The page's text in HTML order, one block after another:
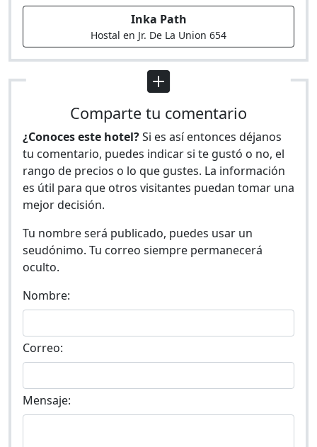
Inka Path
Hostal en Jr. De La Union 654
Comparte tu comentario
¿Conoces este hotel?Si es así entonces déjanos
tu comentario, puedes indicar si te gustó o no, el
rango de precios o lo que gustes. La información
es útil para que otros visitantes puedan tomar una
mejor decisión.
Tu nombre será publicado, puedes usar un
seudónimo. Tu correo siempre permanecerá
oculto.
Nombre:
Correo:
Mensaje: